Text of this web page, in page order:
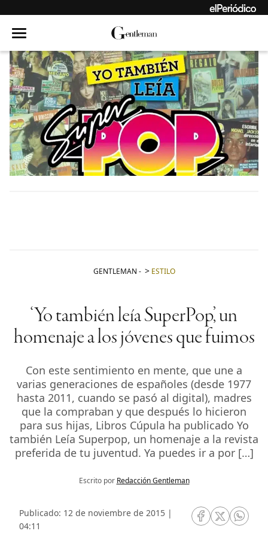
GENTLEMAN - ESTILO
‘Yo también leía SuperPop’, un
homenaje a los jóvenes que fuimos
Con este sentimiento en mente, que une a
varias generaciones de españoles (desde 1977
hasta 2011, cuando se pasó al digital), madres
que la compraban y que después lo hicieron
para sus hijas, Libros Cúpula ha publicado Yo
también Leía Superpop, un homenaje a la revista
preferida de tu juventud. Ya puedes ir a por […]
Escrito por Redacción Gentleman
Publicado: 12 de noviembre de 2015 |
04:11
RRSS Facebook
RRSSRRSS